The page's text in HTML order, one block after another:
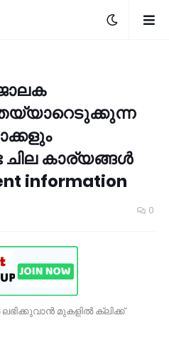
ചില കാര്യങ്ങൾ
information
0
മുകളിൽ ക്ലിക്ക്